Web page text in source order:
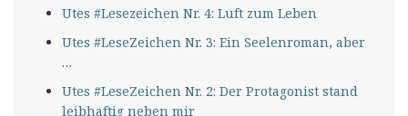
Utes #Lesezeichen Nr. 4: Luft zum Leben
Utes #LeseZeichen Nr. 3: Ein Seelenroman, aber
…
Utes #LeseZeichen Nr. 2: Der Protagonist stand
leibhaftig neben mir